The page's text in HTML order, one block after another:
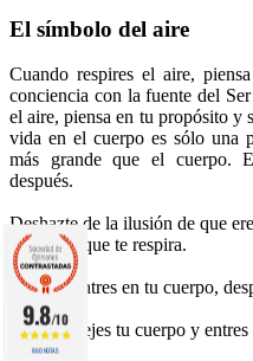
El símbolo del aire
Cuando respires el aire,
conciencia con la fuente del
el aire, piensa en tu propósito y
vida en el cuerpo es sólo una
más grande que el cuerpo.
después.
Deshazte de la ilusión de que
cuerpo el que te respira.
Cuando entres en tu cuerpo,
Cuando dejes tu cuerpo y
9.8/10
860 NOTAS